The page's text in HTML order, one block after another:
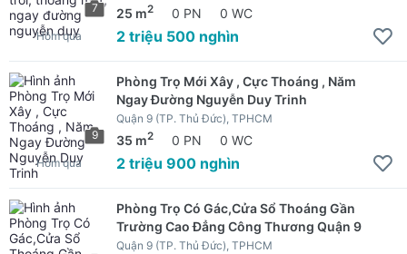
7 25 m2 0 PN 0 WC
2 triệu 500 nghìn
Hôm qua
9
Phòng Trọ Mới Xây , Cực Thoáng , Năm
Ngay Đường Nguyễn Duy Trinh
Quận 9 (TP. Thủ Đức), TPHCM
35 m2 0 PN 0 WC
2 triệu 900 nghìn
Hôm qua
Phòng Trọ Có Gác,Cửa Sổ Thoáng Gần
Trường Cao Đẳng Công Thương Quận 9
Quận 9 (TP. Thủ Đức), TPHCM